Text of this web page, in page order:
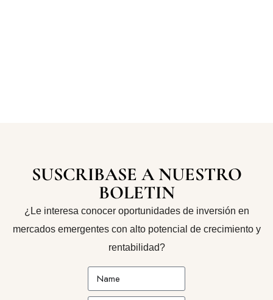
SUSCRIBASE A NUESTRO
BOLETIN
¿Le interesa conocer oportunidades de inversión en
mercados emergentes con alto potencial de crecimiento y
rentabilidad?